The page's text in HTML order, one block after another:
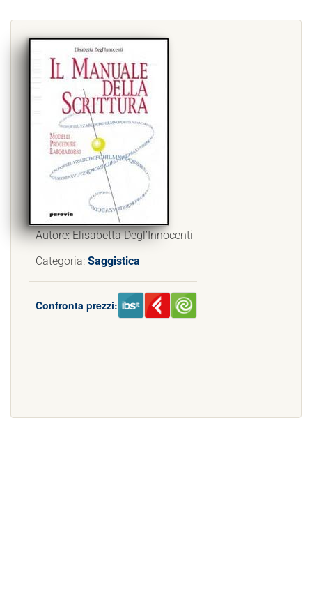
Autore: Elisabetta Degl’Innocenti
Categoria: Saggistica
Confronta prezzi: